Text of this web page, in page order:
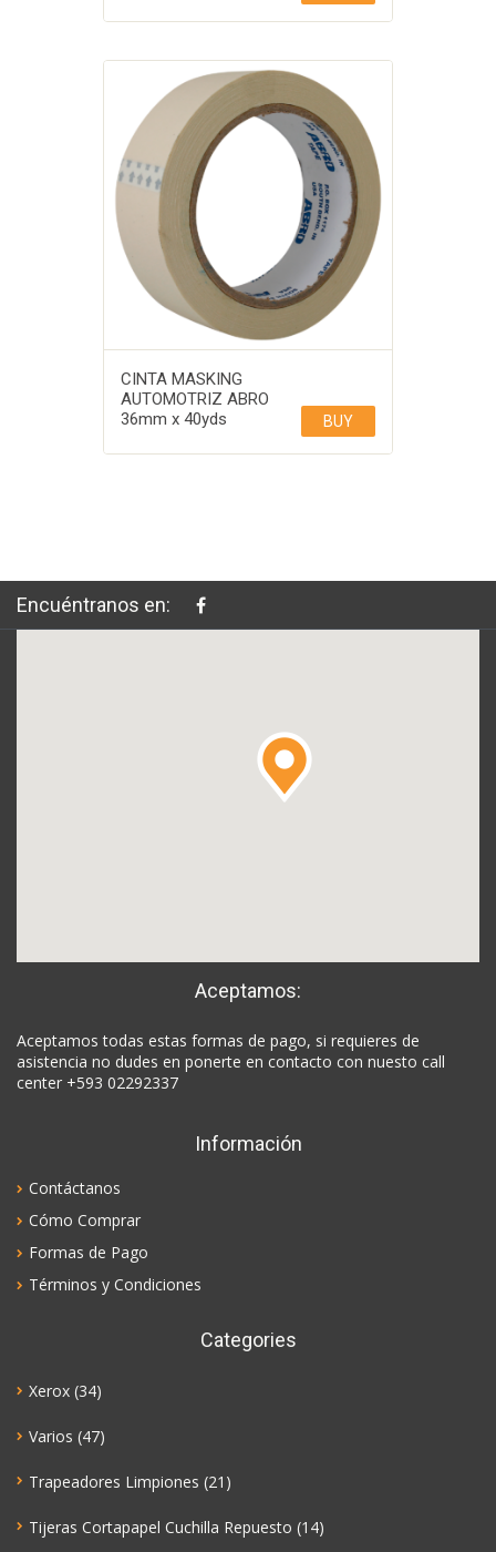
CINTA MASKING
AUTOMOTRIZ ABRO
36mm x 40yds
BUY
Encuéntranos en:
Aceptamos:
Aceptamos todas estas formas de pago, si requieres de
asistencia no dudes en ponerte en contacto con nuesto call
center +593 02292337
Información
Contáctanos
Cómo Comprar
Formas de Pago
Términos y Condiciones
Categories
Xerox (34)
Varios (47)
Trapeadores Limpiones (21)
Tijeras Cortapapel Cuchilla Repuesto (14)